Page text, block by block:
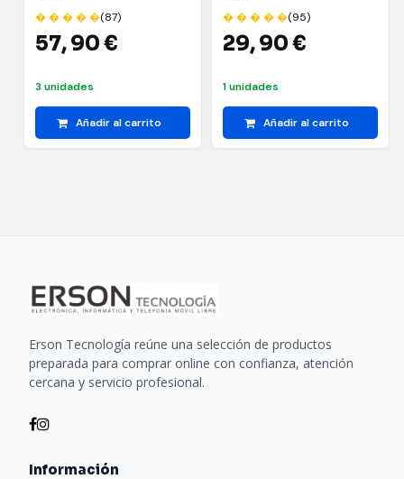
80 Plus Bronze
� � � � �(87)
57,90 €
3 unidades
Añadir al carrito
� � � � �(95)
29,90 €
1 unidades
Añadir al carrito
Erson Tecnología reúne una selección de productos
preparada para comprar online con confianza, atención
cercana y servicio profesional.
Información